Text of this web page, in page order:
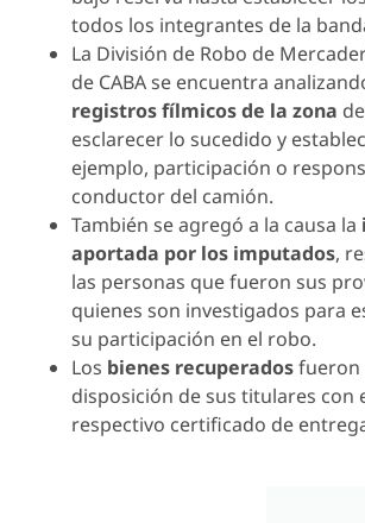
todos los integrantes de la
La División de Robo de
de CABA se encuentra
registros fílmicos de la zona
esclarecer lo sucedido y
ejemplo, participación o
conductor del camión.
También se agregó a la causa la
aportada por los imputados,
las personas que fueron sus
quienes son investigados para
su participación en el robo.
Los bienes recuperadosfueron
disposición de sus titulares con
respectivo certificado de